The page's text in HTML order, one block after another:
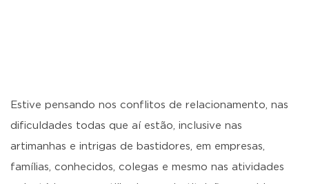
Estive pensando nos conflitos de relacionamento, nas
dificuldades todas que aí estão, inclusive nas
artimanhas e intrigas de bastidores, em empresas,
famílias, conhecidos, colegas e mesmo nas atividades